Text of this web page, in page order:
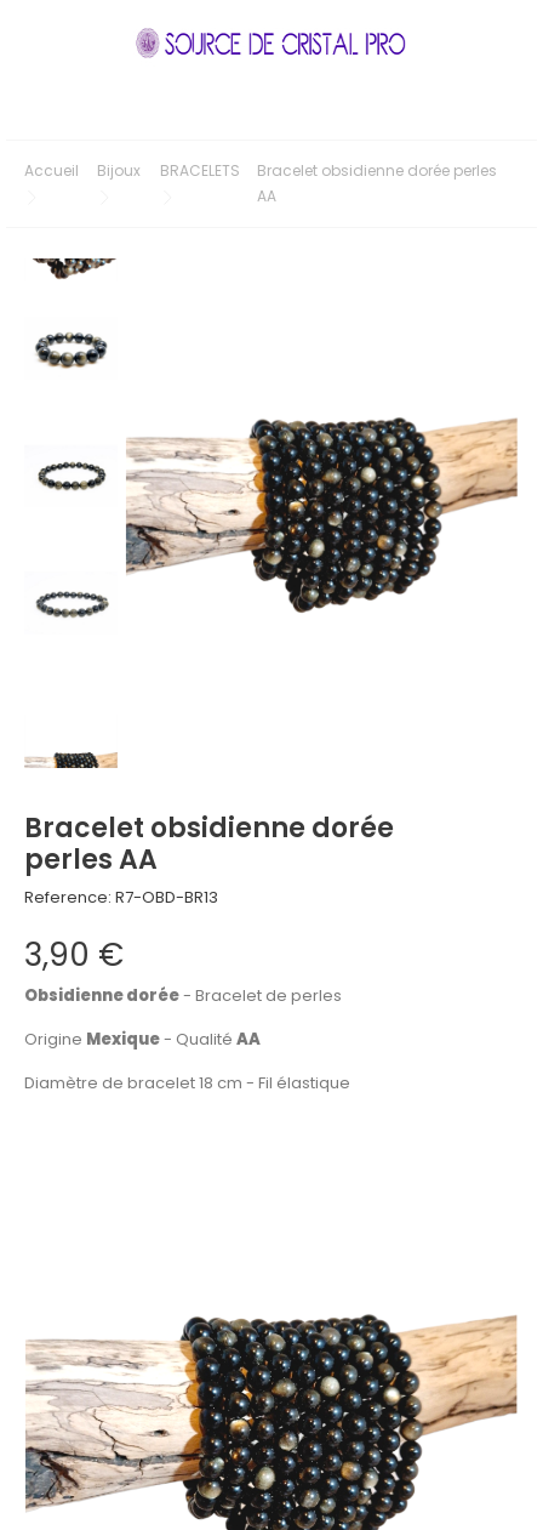
Accueil Bijoux BRACELETS
Bracelet obsidienne dorée perles
AA
Bracelet obsidienne dorée
perles AA
Reference: R7-OBD-BR13
3,90 €
Obsidienne dorée- Bracelet de perles
Origine Mexique- Qualité AA
Diamètre de bracelet 18 cm - Fil élastique